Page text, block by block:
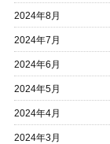
2024年8月
2024年7月
2024年6月
2024年5月
2024年4月
2024年3月